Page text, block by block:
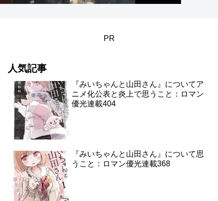
PR
人気記事
『みいちゃんと山田さん』についてア
ニメ化公表と炎上で思うこと：ロマン
優光連載404
『みいちゃんと山田さん』について思
うこと：ロマン優光連載368